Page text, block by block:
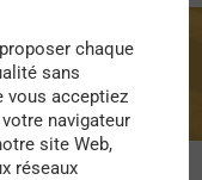
chaque
sans
vous acceptiez
navigateur
site Web,
réseaux